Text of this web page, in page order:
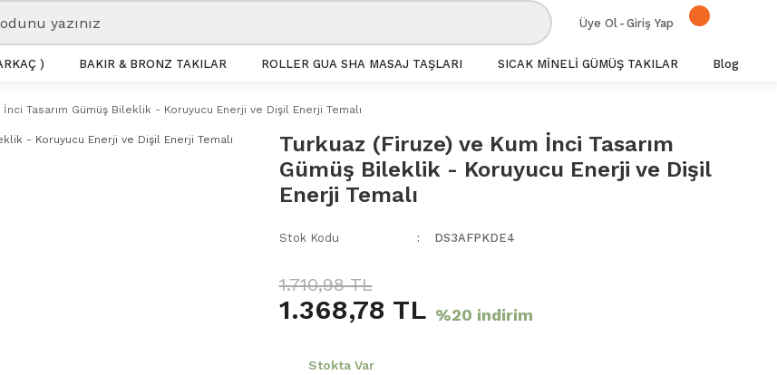
Üye Ol - Giriş Yap
) BAKIR & BRONZ TAKILAR ROLLER GUA SHA MASAJ TAŞLARI SICAK MİNELİ GÜMÜŞ TAKILAR Blog
Tasarım Gümüş Bileklik - Koruyucu Enerji ve Dişil Enerji Temalı
Turkuaz (Firuze) ve Kum İnci Tasarım
Gümüş Bileklik - Koruyucu Enerji ve Dişil
Enerji Temalı
Stok Kodu DS3AFPKDE4
1.710,98 TL
1.368,78 TL %20 indirim
Stokta Var